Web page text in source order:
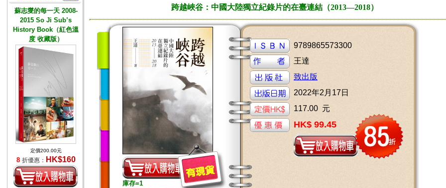
蘇志燮的每一天 2008-
2015 So Ji Sub’s
History Book（紅色溫
度 收藏版）
定價200.00元
8 折優惠： HK$160
跨越峽谷：中國大陸獨立紀錄片的在臺連結（2013—2018）
庫存=1
9789865573300
王達
致出版
2022年2月17日
117.00 元
HK$ 99.45